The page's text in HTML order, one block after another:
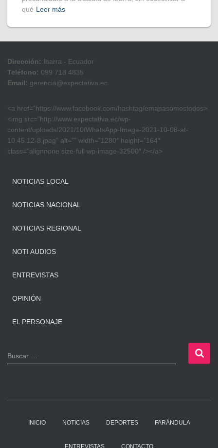
qué Leer más
Dirección: Ibarra - Ecuador
Teléfono: 099 718 4835
Email: gerencia@expectativa.ec
<a href=”https://www.facebook.com/hashtag/emapasomostodos>
<img src=”http://www.expectativa.ec/wp-
content/uploads/2021/10/WhatsApp-Image-2021-10-08-at-
10.45.12-8.jpeg” alt=”” width=”1280″ height=”164″
class=”alignnone size-full wp-image-32500″ /></a>
NOTICIAS LOCAL
NOTICIAS NACIONAL
NOTICIAS REGIONAL
NOTI AUDIOS
ENTREVISTAS
OPINIÓN
EL PERSONAJE
B
u
Buscar …
INICIO NOTICIAS DEPORTES FARÁNDULA
ENTREVISTAS CONTACTO